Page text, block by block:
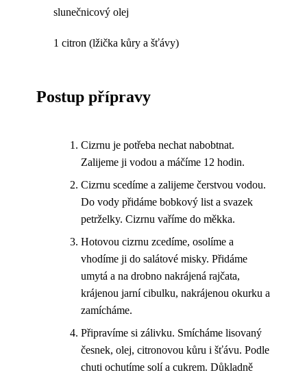
slunečnicový olej
1 citron (lžička kůry a šťávy)
Postup přípravy
Cizrnu je potřeba nechat nabobtnat.
Zalijeme ji vodou a máčíme 12 hodin.
Cizrnu scedíme a zalijeme čerstvou vodou.
Do vody přidáme bobkový list a svazek
petrželky. Cizrnu vaříme do měkka.
Hotovou cizrnu zcedíme, osolíme a
vhodíme ji do salátové misky. Přidáme
umytá a na drobno nakrájená rajčata,
krájenou jarní cibulku, nakrájenou okurku a
zamícháme.
Připravíme si zálivku. Smícháme lisovaný
česnek, olej, citronovou kůru i šťávu. Podle
chuti ochutíme solí a cukrem. Důkladně